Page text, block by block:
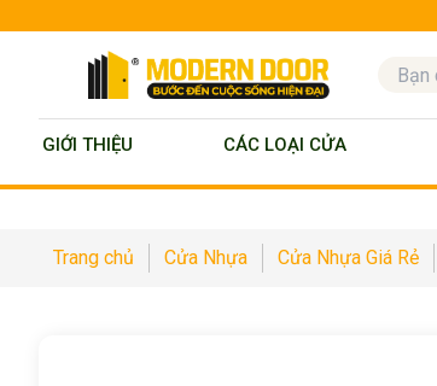
GIỚI THIỆU CÁC LOẠI CỬA
Trang chủ Cửa Nhựa Cửa Nhựa Giá Rẻ